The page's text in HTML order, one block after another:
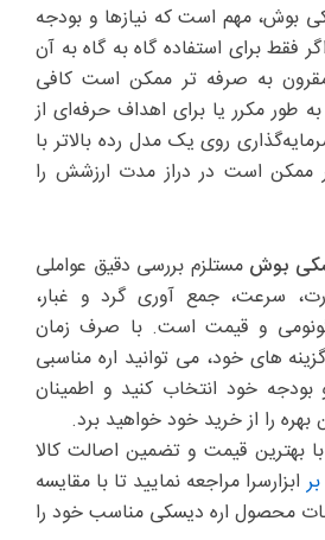
بوش، مهم است که نیازها و بودجه
فقط برای استفاده گاه به گاه به آن
به صرفه تر ممکن است کافی
طور مکرر یا برای اهداف حرفه‌ای از
روی یک مدل رده بالاتر با
ممکن است در دراز مدت ارزشش را
بوش مستلزم بررسی دقیق عواملی
سرعت، جمع آوری گرد و غبار،
و قیمت است. با صرف زمان
های خود، می توانید اره مناسبی
بودجه خود انتخاب کنید و اطمینان
را از خرید خود خواهید برد.
بهترین قیمت و تضمین اصالت کالا
ابزارسرا مراجعه نمایید تا با مقایسه
محصول اره دیسکی مناسب خود را